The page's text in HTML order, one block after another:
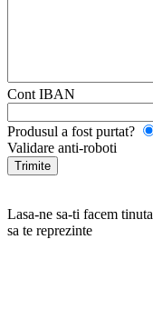
Cont IBAN
Produsul a fost purtat?
Validare anti-roboti
Trimite
Lasa-ne sa-ti facem
sa te reprezinte